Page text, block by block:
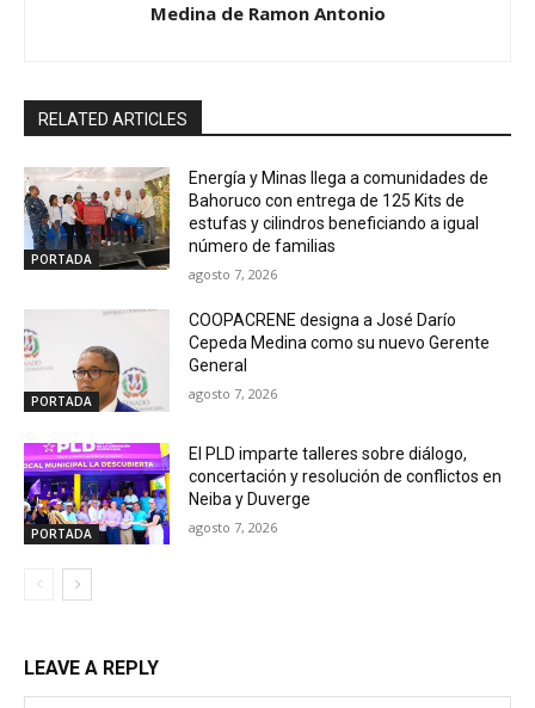
Medina de Ramon Antonio
RELATED ARTICLES
PORTADA
Energía y Minas llega a comunidades de
Bahoruco con entrega de 125 Kits de
estufas y cilindros beneficiando a igual
número de familias
agosto 7, 2026
PORTADA
COOPACRENE designa a José Darío
Cepeda Medina como su nuevo Gerente
General
agosto 7, 2026
PORTADA
El PLD imparte talleres sobre diálogo,
concertación y resolución de conflictos en
Neiba y Duverge
agosto 7, 2026
LEAVE A REPLY